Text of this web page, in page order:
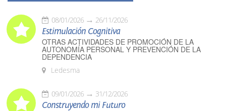
08/01/2026 26/11/2026
Estimulación Cognitiva
OTRAS ACTIVIDADES DE PROMOCIÓN DE LA
AUTONOMÍA PERSONAL Y PREVENCIÓN DE LA
DEPENDENCIA
Ledesma
09/01/2026 31/12/2026
Construyendo mi Futuro